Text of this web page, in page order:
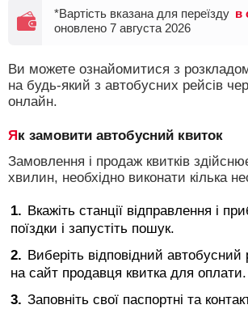
*Вартість вказана для переїзду в
оновлено 7 августа 2026
Ви можете ознайомитися з
на будь-який з автобусних рейсів
онлайн.
Як замовити автобусний квиток
Замовлення і продаж квитків
хвилин, необхідно виконати кілька
Вкажіть станції відправлення і
поїздки і запустіть пошук.
Виберіть відповідний автобусний
на сайт продавця квитка для оплати.
Заповніть свої паспортні та